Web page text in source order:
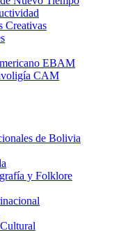
Creativas
EBAM
CAM
de Bolivia
y Folklore